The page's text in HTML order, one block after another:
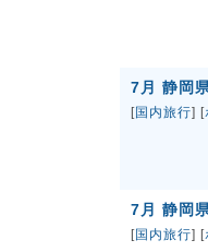
7月 静岡
[国内旅行] [
7月 静岡
[国内旅行] [